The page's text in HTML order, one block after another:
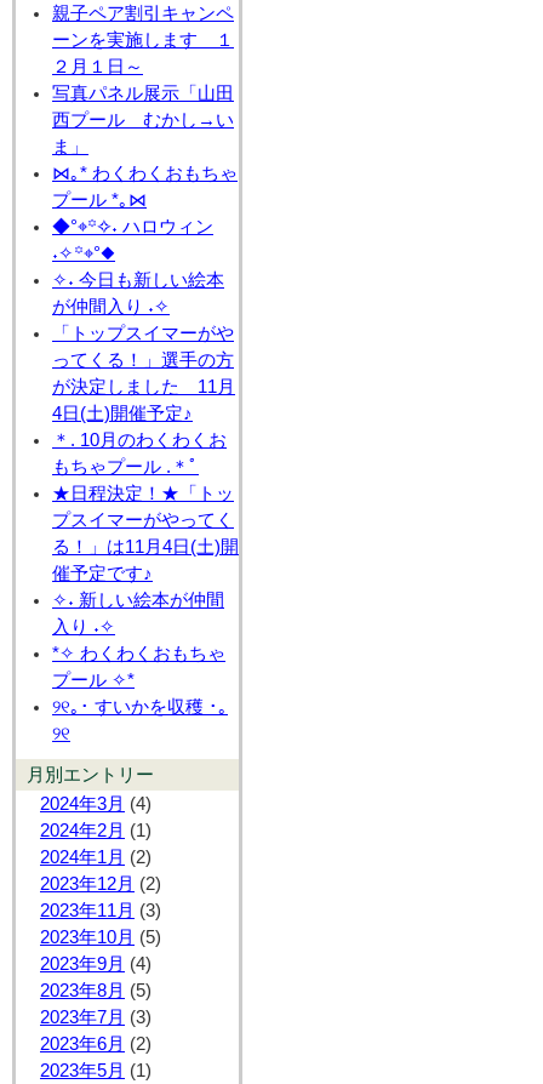
親子ペア割引キャンペ
ーンを実施します １
２月１日～
写真パネル展示「山田
西プール むかし→い
ま」
⋈｡* わくわくおもちゃ
プール *｡⋈
◆°⌖꙳✧˖ ハロウィン
˖✧꙳⌖°◆
✧˖ 今日も新しい絵本
が仲間入り ˖✧
「トップスイマーがや
ってくる！」選手の方
が決定しました 11月
4日(土)開催予定♪
＊. 10月のわくわくお
もちゃプール .＊ﾟ
★日程決定！★「トッ
プスイマーがやってく
る！」は11月4日(土)開
催予定です♪
✧˖ 新しい絵本が仲間
入り ˖✧
*✧ わくわくおもちゃ
プール ✧*
୨୧｡･ すいかを収穫 ･｡
୨୧
月別エントリー
2024年3月 (4)
2024年2月 (1)
2024年1月 (2)
2023年12月 (2)
2023年11月 (3)
2023年10月 (5)
2023年9月 (4)
2023年8月 (5)
2023年7月 (3)
2023年6月 (2)
2023年5月 (1)